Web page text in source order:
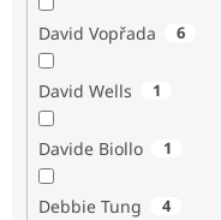
David Vopřada 6
David Wells 1
Davide Biollo 1
Debbie Tung 4